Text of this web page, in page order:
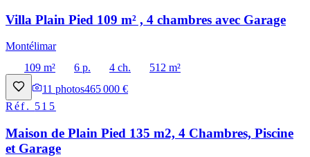
Villa Plain Pied 109 m² , 4 chambres avec Garage
Montélimar
109 m²
6 p. 4 ch.
512 m²
11 photos465 000 €
Réf. 515
Maison de Plain Pied 135 m2, 4 Chambres, Piscine
et Garage